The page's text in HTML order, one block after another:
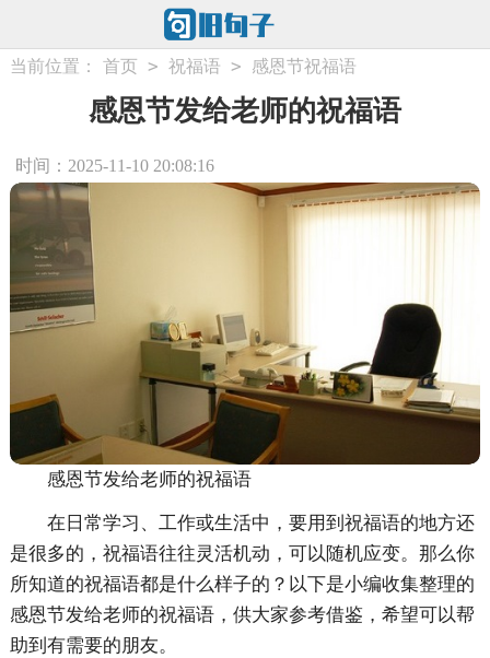
当前位置： 首页 > 祝福语 > 感恩节祝福语
感恩节发给老师的祝福语
时间：2025-11-10 20:08:16
感恩节发给老师的祝福语
在日常学习、工作或生活中，要用到祝福语的地方还
是很多的，祝福语往往灵活机动，可以随机应变。那么你
所知道的祝福语都是什么样子的？以下是小编收集整理的
感恩节发给老师的祝福语，供大家参考借鉴，希望可以帮
助到有需要的朋友。